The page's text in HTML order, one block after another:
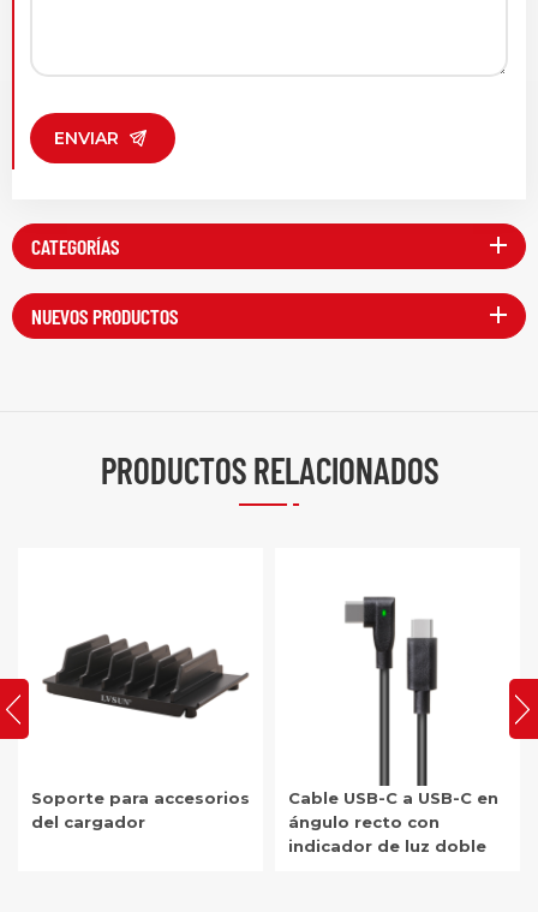
ENVIAR
CATEGORÍAS
NUEVOS PRODUCTOS
PRODUCTOS RELACIONADOS
Soporte para accesorios
del cargador
Cable USB-C a USB-C en
ángulo recto con
indicador de luz doble